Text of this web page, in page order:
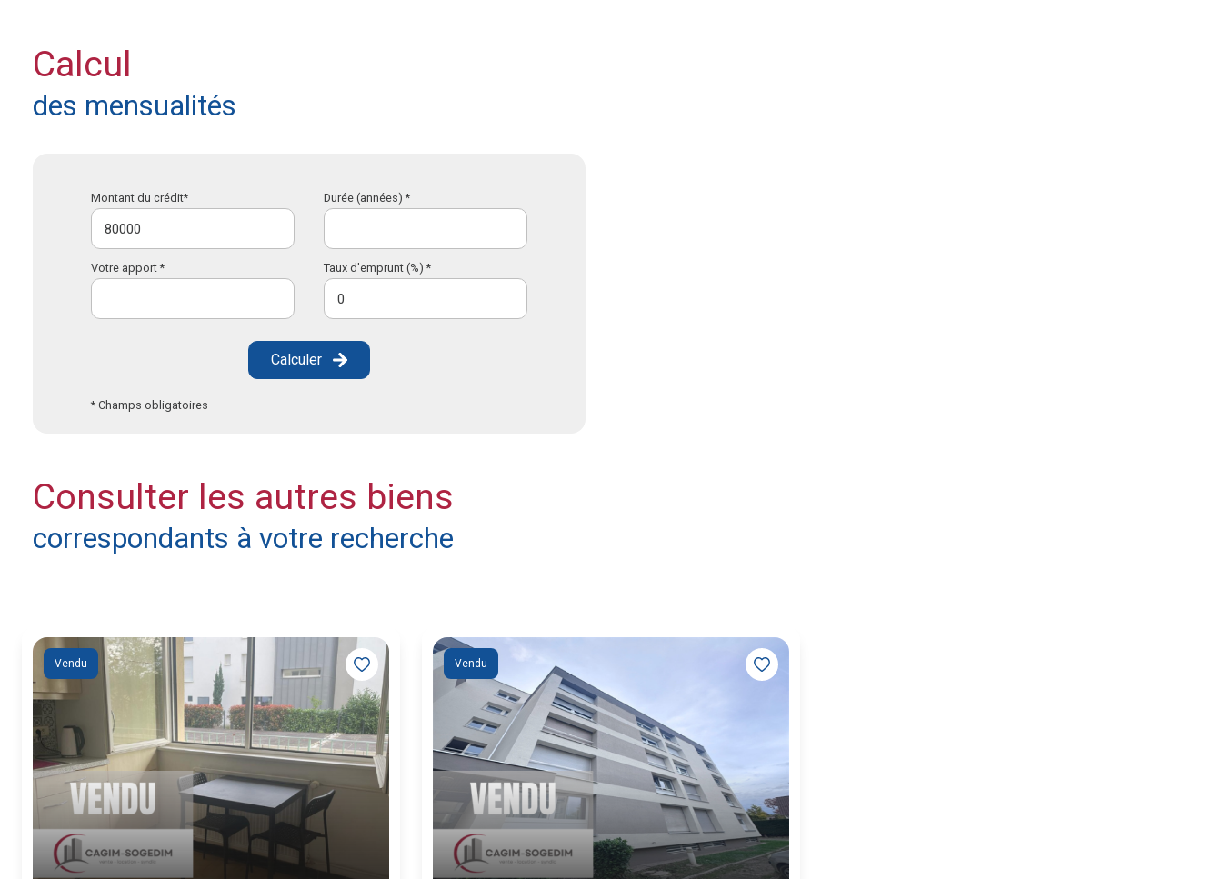
Calcul
des mensualités
Montant du crédit* Durée (années) *
Votre apport * Taux d'emprunt (%) *
Calculer
* Champs obligatoires
Consulter les autres biens
correspondants à votre recherche
Vendu Vendu